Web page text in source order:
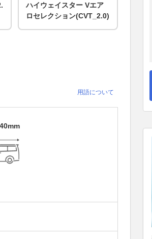
ハイウェイスター Vエア
ロセレクション(CVT_2.0)
用語について